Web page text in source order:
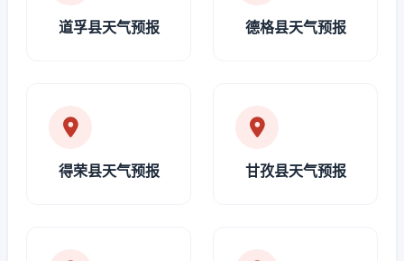
道孚县天气预报 德格县天气预报
得荣县天气预报 甘孜县天气预报